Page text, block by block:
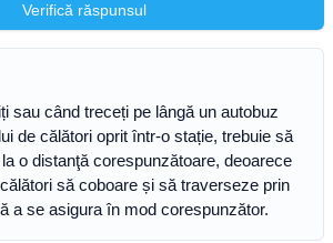
Verifică răspunsul
sau când treceți pe lângă un autobuz
de călători oprit într-o stație, trebuie să
o distanţă corespunzătoare, deoarece
să coboare și să traverseze prin
a se asigura în mod corespunzător.